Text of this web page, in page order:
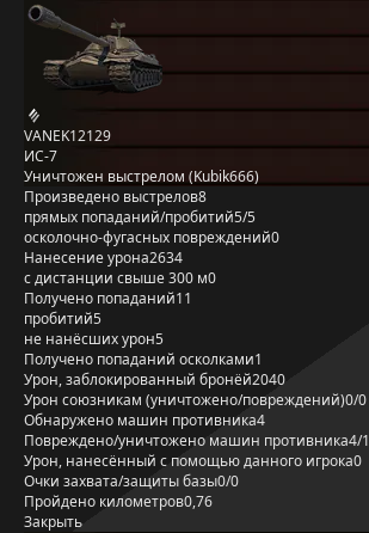
VANEK12129
ИС-7
Уничтожен выстрелом (Kubik666)
Произведено выстрелов8
прямых попаданий/пробитий5/5
осколочно-фугасных повреждений0
Нанесение урона2634
с дистанции свыше 300 м0
Получено попаданий11
пробитий5
не нанёсших урон5
Получено попаданий осколками1
Урон, заблокированный бронёй2040
Урон союзникам (уничтожено/повреждений)0/0
Обнаружено машин противника4
Повреждено/уничтожено машин противника4/1
Урон, нанесённый с помощью данного игрока0
Очки захвата/защиты базы0/0
Пройдено километров0,76
Закрыть